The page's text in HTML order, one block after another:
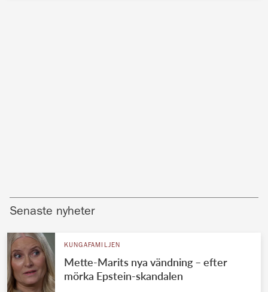
Senaste nyheter
KUNGAFAMILJEN
Mette-Marits nya vändning – efter
mörka Epstein-skandalen